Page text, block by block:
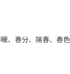
、春分、陽春、春